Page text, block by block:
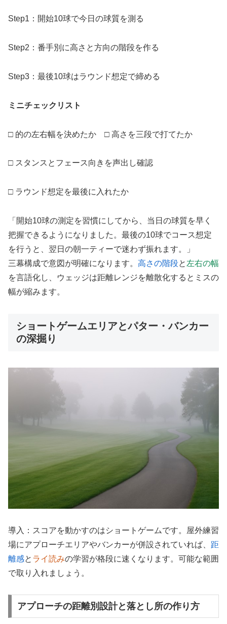
Step1：開始10球で今日の球質を測る
Step2：番手別に高さと方向の階段を作る
Step3：最後10球はラウンド想定で締める
ミニチェックリスト
□ 的の左右幅を決めたか □ 高さを三段で打てたか
□ スタンスとフェース向きを声出し確認
□ ラウンド想定を最後に入れたか
「開始10球の測定を習慣にしてから、当日の球質を早く
把握できるようになりました。最後の10球でコース想定
を行うと、翌日の朝一ティーで迷わず振れます。」
三幕構成で意図が明確になります。 高さの階段と 左右の幅
を言語化し、ウェッジは距離レンジを離散化するとミスの
幅が縮みます。
ショートゲームエリアとパター・バンカー
の深掘り
導入：スコアを動かすのはショートゲームです。屋外練習
場にアプローチエリアやバンカーが併設されていれば、 距
離感と ライ読みの学習が格段に速くなります。可能な範囲
で取り入れましょう。
アプローチの距離別設計と落とし所の作り方